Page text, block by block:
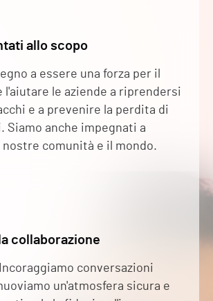
allo scopo
a essere una forza per il
l'aiutare le aziende a riprendersi
e a prevenire la perdita di
Siamo anche impegnati a
comunità e il mondo.
collaborazione
conversazioni
un'atmosfera sicura e